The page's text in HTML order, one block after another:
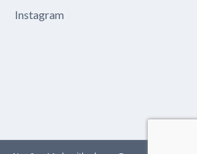
Instagram